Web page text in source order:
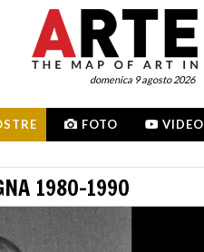
domenica 9 agosto 2026
FOTO VIDEO
1980-1990